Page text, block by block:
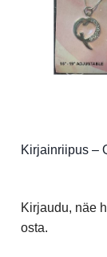
Kirjainriipus –
Kirjaudu, näe
osta.